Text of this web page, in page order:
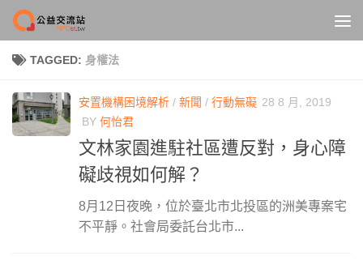
Skip to content
TAGGED: 身權法
安置機構困境解析 / 新聞 / 行動無礙 28 8 月, 2019
BY 何怡君
文林家園進駐社區遭反對，身心障
礙歧視如何解？
8月12日夜晚，位於臺北市北投區的洲美專案宅
不平靜。社會局委託台北市...